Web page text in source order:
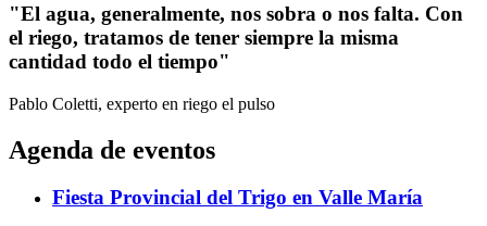
"El agua, generalmente, nos sobra o nos falta. Con
el riego, tratamos de tener siempre la misma
cantidad todo el tiempo"
Pablo Coletti, experto en riego el pulso
Agenda de eventos
Fiesta Provincial del Trigo en Valle María